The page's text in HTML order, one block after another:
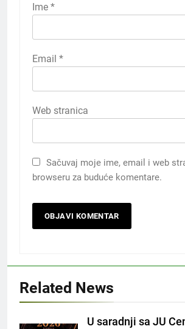
Ime *
Email *
Web stranica
Sačuvaj moje ime, email i web
browseru za buduće komentare.
Related News
U saradnji sa JU